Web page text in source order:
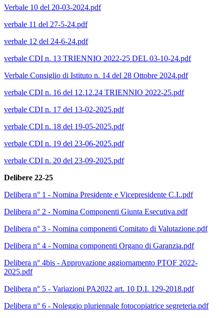
Verbale 10 del 20-03-2024.pdf
verbale 11 del 27-5-24.pdf
verbale 12 del 24-6-24.pdf
verbale CDI n. 13 TRIENNIO 2022-25 DEL 03-10-24.pdf
Verbale Consiglio di Istituto n. 14 del 28 Ottobre 2024.pdf
verbale CDI n. 16 del 12.12.24 TRIENNIO 2022-25.pdf
verbale CDI n. 17 del 13-02-2025.pdf
verbale CDI n. 18 del 19-05-2025.pdf
verbale CDI n. 19 del 23-06-2025.pdf
verbale CDI n. 20 del 23-09-2025.pdf
Delibere 22-25
Delibera n° 1 - Nomina Presidente e Vicepresidente C.I..pdf
Delibera n° 2 - Nomina Componenti Giunta Esecutiva.pdf
Delibera n° 3 - Nomina componenti Comitato di Valutazione.pdf
Delibera n° 4 - Nomina componenti Organo di Garanzia.pdf
Delibera n° 4bis - Approvazione aggiornamento PTOF 2022-
2025.pdf
Delibera n° 5 - Variazioni PA2022 art. 10 D.I. 129-2018.pdf
Delibera n° 6 - Noleggio pluriennale fotocopiatrice segreteria.pdf